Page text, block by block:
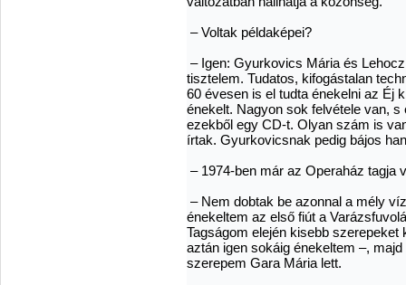
– Voltak példaképei?
– Igen: Gyurkovics Mária és
tisztelem. Tudatos, kifogástalan
60 évesen is el tudta énekelni az Éj
énekelt. Nagyon sok felvétele van,
ezekből egy CD-t. Olyan szám is
írtak. Gyurkovicsnak pedig bájos
– 1974-ben már az Operaház tagja
– Nem dobtak be azonnal a mély
énekeltem az első fiút a
Tagságom elején kisebb
aztán igen sokáig énekeltem –,
szerepem Gara Mária lett.